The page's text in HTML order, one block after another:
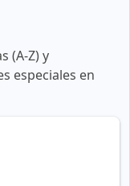
(A-Z) y
especiales en